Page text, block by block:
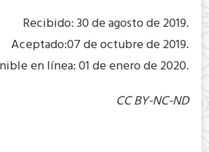
Recibido: 30 de agosto de 2019.
Aceptado:07 de octubre de 2019.
en línea: 01 de enero de 2020.
CC BY-NC-ND